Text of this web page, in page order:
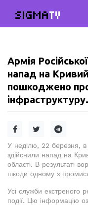
SIGMATV
Армія
напад на
пошкоджено
інфраструктуру.
У неділю, 22 березня, в
здійснили напад на
області. В результаті
шкоди одному з
Усі служби екстреного
події. Цю інформацію